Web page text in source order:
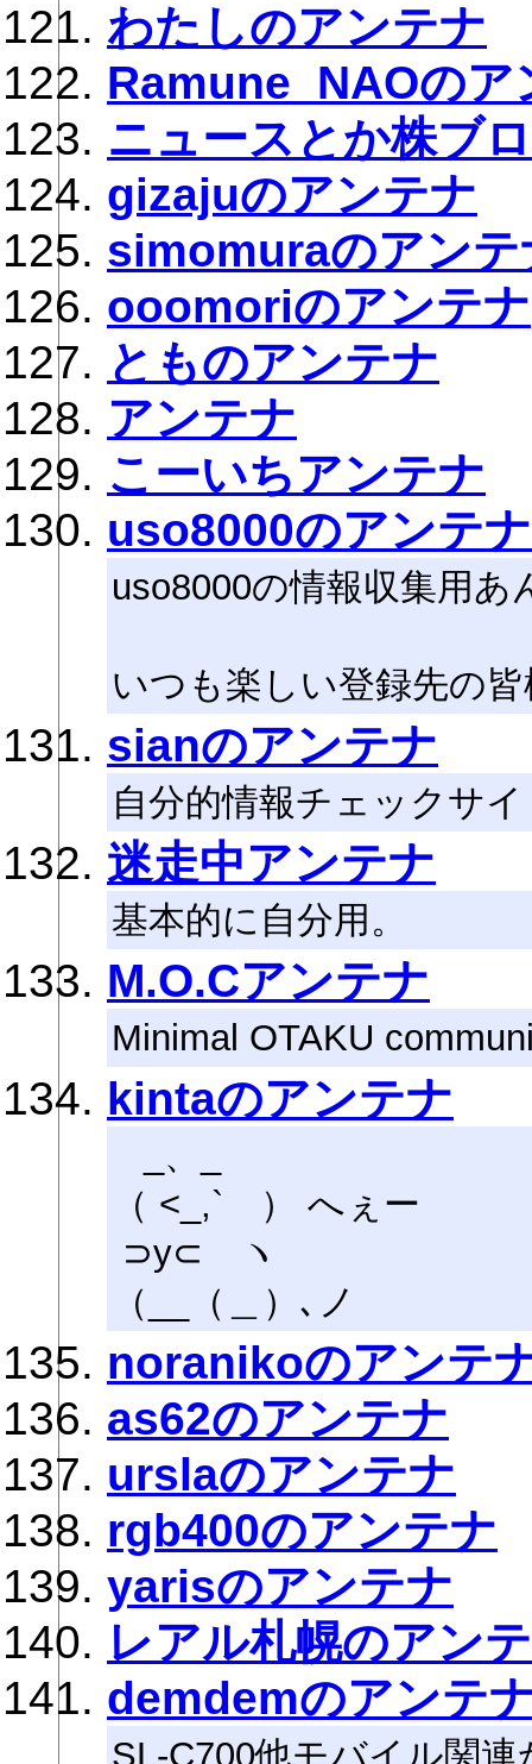
わたしのアンテナ
Ramune_NAOのア
ニュースとか株ブ
gizajuのアンテナ
simomuraのアンテ
ooomoriのアンテナ
とものアンテナ
アンテナ
こーいちアンテナ
uso8000のアンテナ
uso8000の情報収集用あ
いつも楽しい登録先の
sianのアンテナ
自分的情報チェックサ
迷走中アンテナ
基本的に自分用。
M.O.Cアンテナ
Minimal OTAKU
kintaのアンテナ
_、_
（ <_,` ） へぇー
⊃y⊂ ヽ
（__（＿）､ノ
noranikoのアンテ
as62のアンテナ
urslaのアンテナ
rgb400のアンテナ
yarisのアンテナ
レアル札幌のアン
demdemのアンテ
SL-C700他モバイル関連